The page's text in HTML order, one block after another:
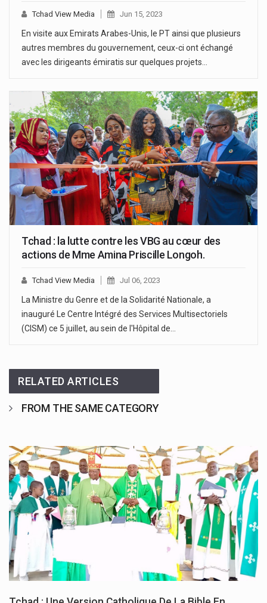
Tchad View Media Jun 15, 2023
En visite aux Emirats Arabes-Unis, le PT ainsi que plusieurs
autres membres du gouvernement, ceux-ci ont échangé
avec les dirigeants émiratis sur quelques projets…
Tchad : la lutte contre les VBG au cœur des
actions de Mme Amina Priscille Longoh.
Tchad View Media Jul 06, 2023
La Ministre du Genre et de la Solidarité Nationale, a
inauguré Le Centre Intégré des Services Multisectoriels
(CISM) ce 5 juillet, au sein de l'Hôpital de…
RELATED ARTICLES
FROM THE SAME CATEGORY